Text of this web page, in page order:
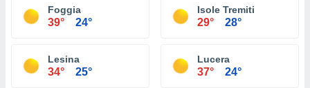
Foggia
39° 24°
Isole Tremiti
29° 28°
Lesina
34° 25°
Lucera
37° 24°